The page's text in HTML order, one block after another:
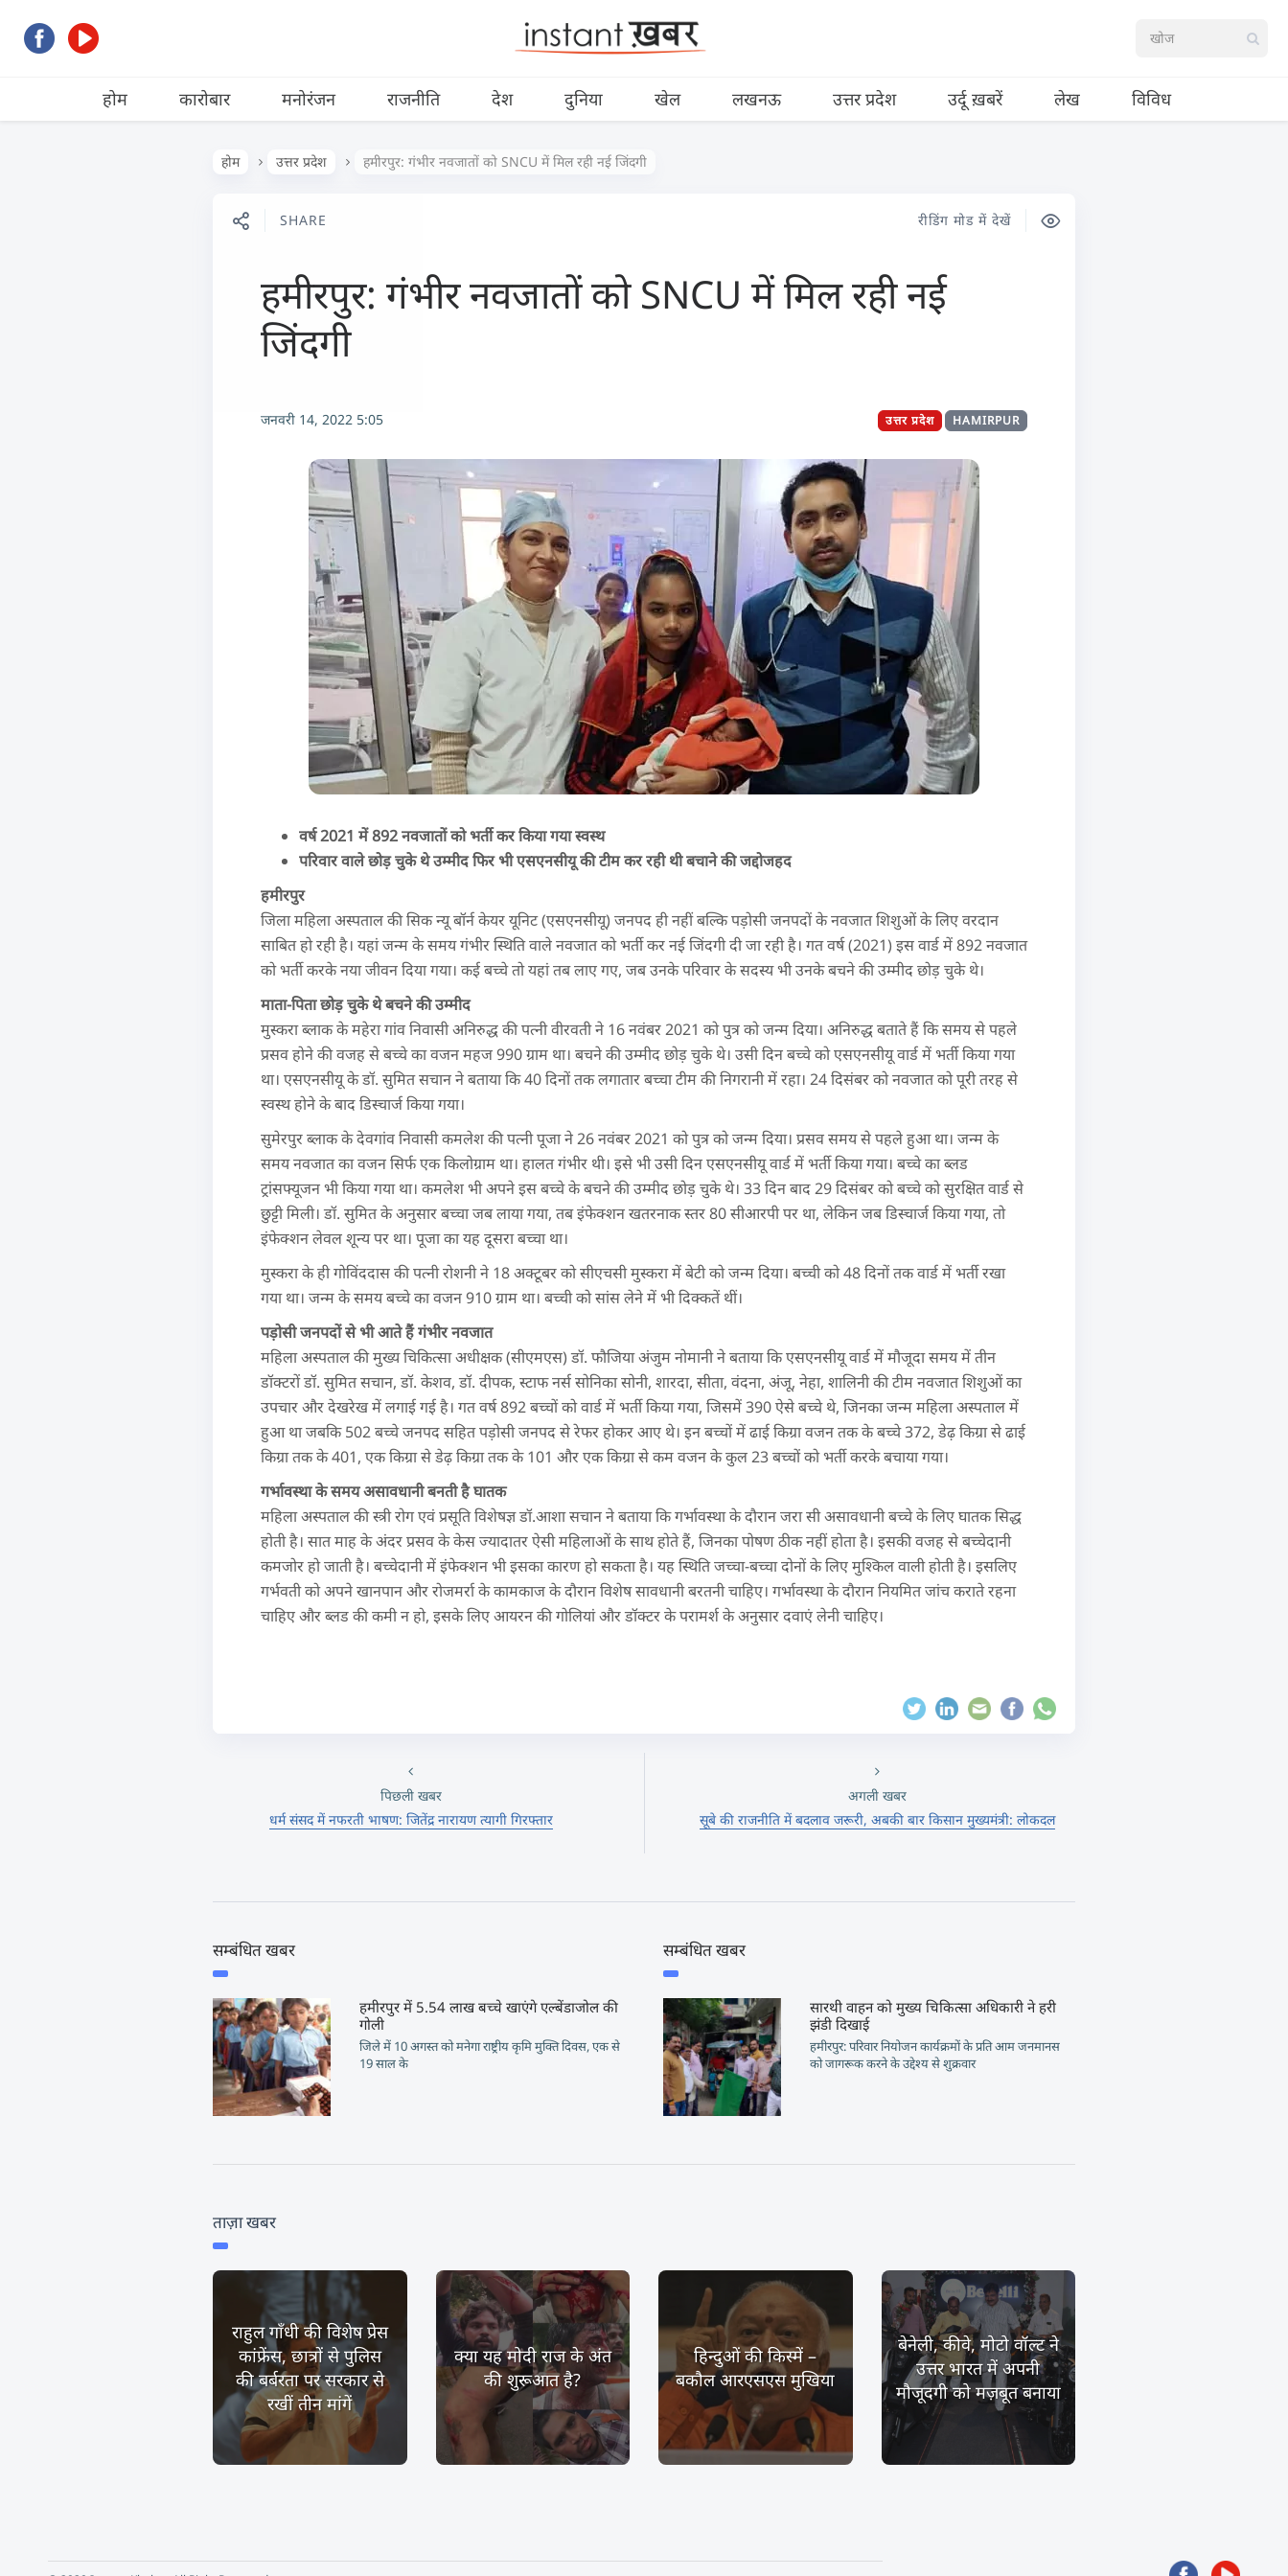
होम कारोबार मनोरंजन राजनीति देश दुनिया खेल लखनऊ उत्तर प्रदेश उर्दू ख़बरें लेख विविध
होम उत्तर प्रदेश हमीरपुर: गंभीर नवजातों को SNCU में मिल रही नई जिंदगी
SHARE रीडिंग मोड में देखें
हमीरपुर: गंभीर नवजातों को SNCU में मिल रही नई
जिंदगी
जनवरी 14, 2022 5:05 HAMIRPUR
उत्तर प्रदेश
वर्ष 2021 में 892 नवजातों को भर्ती कर किया गया स्वस्थ
परिवार वाले छोड़ चुके थे उम्मीद फिर भी एसएनसीयू की टीम कर रही थी बचाने की जद्दोजहद
हमीरपुर
जिला महिला अस्पताल की सिक न्यू बॉर्न केयर यूनिट (एसएनसीयू) जनपद ही नहीं बल्कि पड़ोसी जनपदों के नवजात शिशुओं के लिए वरदान
साबित हो रही है। यहां जन्म के समय गंभीर स्थिति वाले नवजात को भर्ती कर नई जिंदगी दी जा रही है। गत वर्ष (2021) इस वार्ड में 892 नवजात
को भर्ती करके नया जीवन दिया गया। कई बच्चे तो यहां तब लाए गए, जब उनके परिवार के सदस्य भी उनके बचने की उम्मीद छोड़ चुके थे।
माता-पिता छोड़ चुके थे बचने की उम्मीद
मुस्करा ब्लाक के महेरा गांव निवासी अनिरुद्ध की पत्नी वीरवती ने 16 नवंबर 2021 को पुत्र को जन्म दिया। अनिरुद्ध बताते हैं कि समय से पहले
प्रसव होने की वजह से बच्चे का वजन महज 990 ग्राम था। बचने की उम्मीद छोड़ चुके थे। उसी दिन बच्चे को एसएनसीयू वार्ड में भर्ती किया गया
था। एसएनसीयू के डॉ. सुमित सचान ने बताया कि 40 दिनों तक लगातार बच्चा टीम की निगरानी में रहा। 24 दिसंबर को नवजात को पूरी तरह से
स्वस्थ होने के बाद डिस्चार्ज किया गया।
सुमेरपुर ब्लाक के देवगांव निवासी कमलेश की पत्नी पूजा ने 26 नवंबर 2021 को पुत्र को जन्म दिया। प्रसव समय से पहले हुआ था। जन्म के
समय नवजात का वजन सिर्फ एक किलोग्राम था। हालत गंभीर थी। इसे भी उसी दिन एसएनसीयू वार्ड में भर्ती किया गया। बच्चे का ब्लड
ट्रांसफ्यूजन भी किया गया था। कमलेश भी अपने इस बच्चे के बचने की उम्मीद छोड़ चुके थे। 33 दिन बाद 29 दिसंबर को बच्चे को सुरक्षित वार्ड से
छुट्टी मिली। डॉ. सुमित के अनुसार बच्चा जब लाया गया, तब इंफेक्शन खतरनाक स्तर 80 सीआरपी पर था, लेकिन जब डिस्चार्ज किया गया, तो
इंफेक्शन लेवल शून्य पर था। पूजा का यह दूसरा बच्चा था।
मुस्करा के ही गोविंददास की पत्नी रोशनी ने 18 अक्टूबर को सीएचसी मुस्करा में बेटी को जन्म दिया। बच्ची को 48 दिनों तक वार्ड में भर्ती रखा
गया था। जन्म के समय बच्चे का वजन 910 ग्राम था। बच्ची को सांस लेने में भी दिक्कतें थीं।
पड़ोसी जनपदों से भी आते हैं गंभीर नवजात
महिला अस्पताल की मुख्य चिकित्सा अधीक्षक (सीएमएस) डॉ. फौजिया अंजुम नोमानी ने बताया कि एसएनसीयू वार्ड में मौजूदा समय में तीन
डॉक्टरों डॉ. सुमित सचान, डॉ. केशव, डॉ. दीपक, स्टाफ नर्स सोनिका सोनी, शारदा, सीता, वंदना, अंजू, नेहा, शालिनी की टीम नवजात शिशुओं का
उपचार और देखरेख में लगाई गई है। गत वर्ष 892 बच्चों को वार्ड में भर्ती किया गया, जिसमें 390 ऐसे बच्चे थे, जिनका जन्म महिला अस्पताल में
हुआ था जबकि 502 बच्चे जनपद सहित पड़ोसी जनपद से रेफर होकर आए थे। इन बच्चों में ढाई किग्रा वजन तक के बच्चे 372, डेढ़ किग्रा से ढाई
किग्रा तक के 401, एक किग्रा से डेढ़ किग्रा तक के 101 और एक किग्रा से कम वजन के कुल 23 बच्चों को भर्ती करके बचाया गया।
गर्भावस्था के समय असावधानी बनती है घातक
महिला अस्पताल की स्त्री रोग एवं प्रसूति विशेषज्ञ डॉ.आशा सचान ने बताया कि गर्भावस्था के दौरान जरा सी असावधानी बच्चे के लिए घातक सिद्ध
होती है। सात माह के अंदर प्रसव के केस ज्यादातर ऐसी महिलाओं के साथ होते हैं, जिनका पोषण ठीक नहीं होता है। इसकी वजह से बच्चेदानी
कमजोर हो जाती है। बच्चेदानी में इंफेक्शन भी इसका कारण हो सकता है। यह स्थिति जच्चा-बच्चा दोनों के लिए मुश्किल वाली होती है। इसलिए
गर्भवती को अपने खानपान और रोजमर्रा के कामकाज के दौरान विशेष सावधानी बरतनी चाहिए। गर्भावस्था के दौरान नियमित जांच कराते रहना
चाहिए और ब्लड की कमी न हो, इसके लिए आयरन की गोलियां और डॉक्टर के परामर्श के अनुसार दवाएं लेनी चाहिए।
पिछली खबर
धर्म संसद में नफरती भाषण: जितेंद्र नारायण त्यागी गिरफ्तार
अगली खबर
सूबे की राजनीति में बदलाव जरूरी, अबकी बार किसान मुख्यमंत्री: लोकदल
सम्बंधित खबर
हमीरपुर में 5.54 लाख बच्चे खाएंगे एल्बेंडाजोल की
गोली
जिले में 10 अगस्त को मनेगा राष्ट्रीय कृमि मुक्ति दिवस, एक से
19 साल के
सम्बंधित खबर
सारथी वाहन को मुख्य चिकित्सा अधिकारी ने हरी
झंडी दिखाई
हमीरपुर: परिवार नियोजन कार्यक्रमों के प्रति आम जनमानस
को जागरूक करने के उद्देश्य से शुक्रवार
ताज़ा खबर
राहुल गाँधी की विशेष प्रेस
कांफ्रेंस, छात्रों से पुलिस
की बर्बरता पर सरकार से
रखीं तीन मांगें
क्या यह मोदी राज के अंत
की शुरूआत है?
हिन्दुओं की किस्में –
बकौल आरएसएस मुखिया
बेनेली, कीवे, मोटो वॉल्ट ने
उत्तर भारत में अपनी
मौजूदगी को मज़बूत बनाया